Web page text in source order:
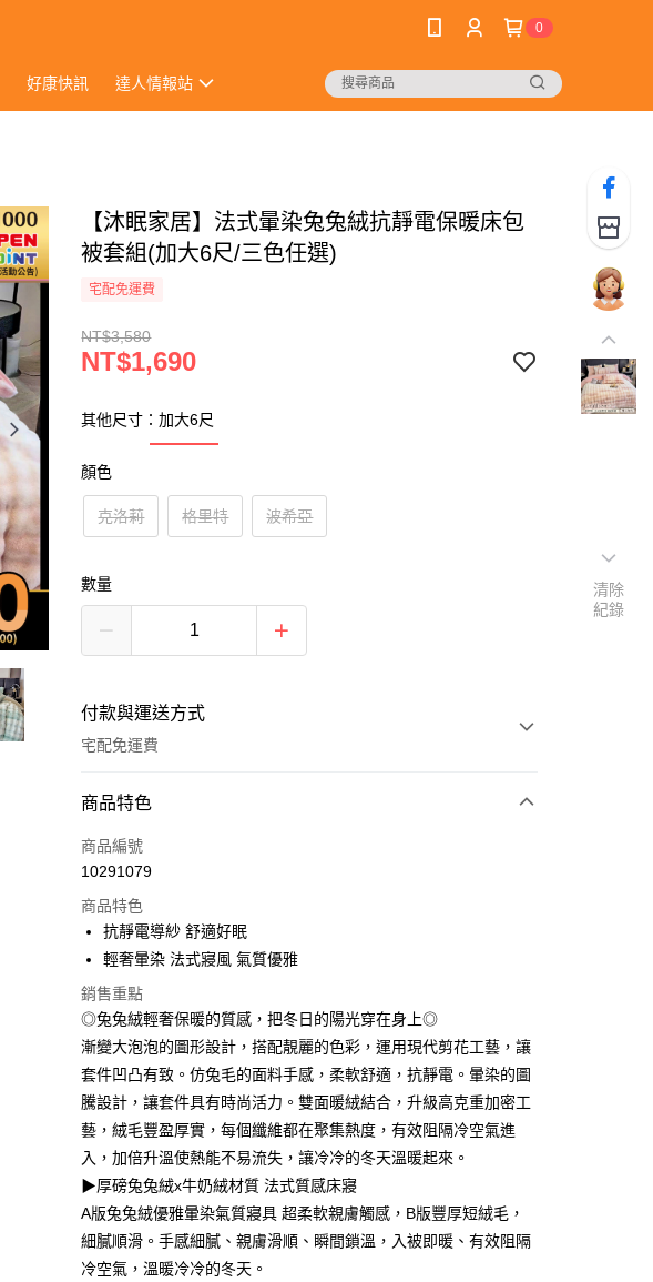
0
好康快訊 達人情報站
【沐眠家居】法式暈染兔兔絨抗靜電保暖床包
被套組(加大6尺/三色任選)
宅配免運費
NT$3,580
NT$1,690
其他尺寸：加大6尺
顏色
克洛莉 格里特 波希亞
數量
付款與運送方式
宅配免運費
付款方式
icash Pay
信用卡分期付款
3 期 0 利率 每期 NT$563
合作金庫商業銀行
華南商業銀行
彰化商業銀行
上海商業儲蓄銀行
台北富邦商業銀行
國泰世華商業銀行
兆豐國際商業銀行
匯豐（台灣）商業銀行
華泰商業銀行
聯邦商業銀行
遠東國際商業銀行
元大商業銀行
永豐商業銀行
玉山商業銀行
星展（台灣）商業銀行
台新國際商業銀行
中國信託商業銀行
6 期 0 利率 每期
合作金庫商業銀行
第一商業銀行
華南商業銀行
彰化商業銀行
上海商業儲蓄銀行
台北富邦商業銀行
國泰世華商業銀行
兆豐國際商業銀行
臺灣中小企業銀行
台中商業銀行
聯邦商業銀行
遠東國際商業銀行
元大商業銀行
永豐商業銀行
玉山商業銀行
星展（台灣）商業銀行
台新國際商業銀行
中國信託商業銀行
台灣樂天信用卡公司
12 期 0 利率 每期NT$140
華南商業銀行
彰化商業銀行
上海商業儲蓄銀行
台北富邦商業銀行
國泰世華商業銀行
兆豐國際商業銀行
臺灣中小企業銀行
台中商業銀行
匯豐（台灣）商業銀行
華泰商業銀行
元大商業銀行
永豐商業銀行
玉山商業銀行
星展（台灣）商業銀行
台新國際商業銀行
數位禮券
LINE Pay
Apple Pay
街口支付
悠遊付
Google Pay
商品特色
商品編號
10291079
商品特色
抗靜電導紗 舒適好眠
輕奢暈染 法式寢風 氣質優雅
銷售重點
◎兔兔絨輕奢保暖的質感，把冬日的陽光穿在身上◎
漸變大泡泡的圖形設計，搭配靚麗的色彩，運用現代剪花工藝，讓
套件凹凸有致。仿兔毛的面料手感，柔軟舒適，抗靜電。暈染的圖
騰設計，讓套件具有時尚活力。雙面暖絨結合，升級高克重加密工
藝，絨毛豐盈厚實，每個纖維都在聚集熱度，有效阻隔冷空氣進
入，加倍升溫使熱能不易流失，讓冷冷的冬天溫暖起來。
▶厚磅兔兔絨x牛奶絨材質 法式質感床寢
A版兔兔絨優雅暈染氣質寢具 超柔軟親膚觸感，B版豐厚短絨毛，
細膩順滑。手感細膩、親膚滑順、瞬間鎖溫，入被即暖、有效阻隔
冷空氣，溫暖冷冷的冬天。
清除
紀錄